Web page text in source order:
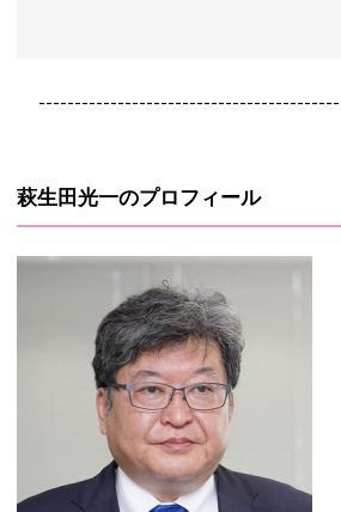
萩生田光一のプロフィール